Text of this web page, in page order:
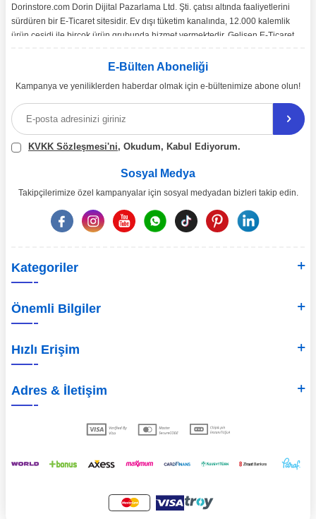
Dorinstore.com Dorin Dijital Pazarlama Ltd. Şti. çatısı altında faaliyetlerini
sürdüren bir E-Ticaret sitesidir. Ev dışı tüketim kanalında, 12.000 kalemlik
ürün çeşidi ile birçok ürün grubunda hizmet vermektedir. Gelişen E-Ticaret
toptan ve perakende satışımız gerçekleşmektedir.
Ürün çeşitliliğinin ve çözüm önerilerinin yanı sıra, ekonomik katma değer
sağlamayı misyon edinen dorinstore.com E-Ticaret sitemiz üzerinden,
uzman arkadaşlarımız eşliğinde 7/24 bizlere ulaşabilirsiniz.
E-Bülten Aboneliği
Kampanya ve yeniliklerden haberdar olmak için e-bültenimize abone olun!
KVKK Sözleşmesi'ni, Okudum, Kabul Ediyorum.
Sosyal Medya
Takipçilerimize özel kampanyalar için sosyal medyadan bizleri takip edin.
Kategoriler
Önemli Bilgiler
Hızlı Erişim
Adres & İletişim